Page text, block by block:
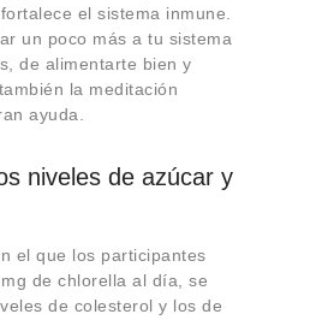
el sistema inmune.
un poco más a tu sistema
de alimentarte bien y
la meditación
ayuda.
niveles de azúcar y
el que los participantes
de chlorella al día, se
de colesterol y los de